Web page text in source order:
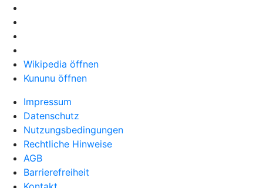
Wikipedia öffnen
Kununu öffnen
Impressum
Datenschutz
Nutzungsbedingungen
Rechtliche Hinweise
AGB
Barrierefreiheit